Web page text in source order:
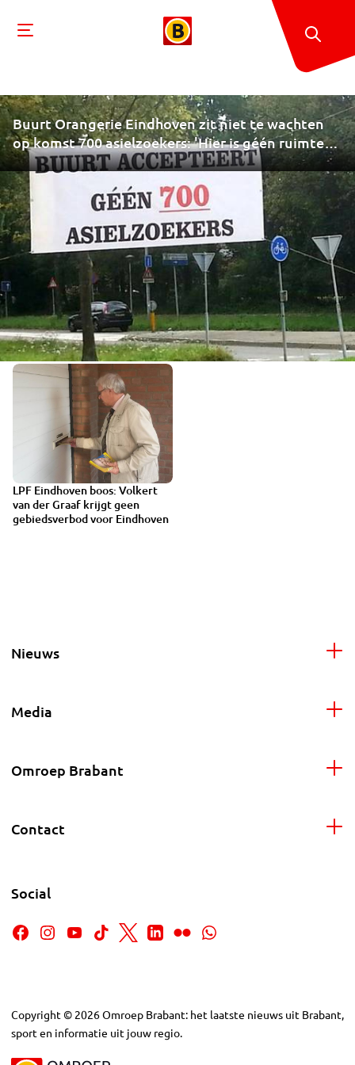
Buurt Orangerie Eindhoven zit niet te wachten
op komst 700 asielzoekers: 'Hier is géén ruimte
voor!'
LPF Eindhoven boos: Volkert
van der Graaf krijgt geen
gebiedsverbod voor Eindhoven
Nieuws
Media
Omroep Brabant
Contact
Social
Copyright © 2026Omroep Brabant: het laatste nieuws uit Brabant,
sport en informatie uit jouw regio.